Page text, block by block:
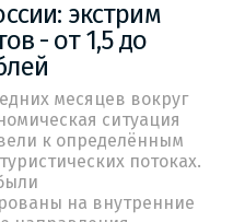
экстрим
- от 1,5 до
месяцев вокруг
ситуация
к определённым
потоках.
на внутренние